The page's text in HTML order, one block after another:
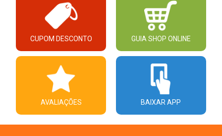
CUPOM DESCONTO GUIA SHOP ONLINE
AVALIAÇÕES BAIXAR APP